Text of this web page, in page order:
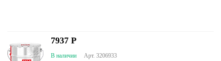
Арт. 3206933
В наличии
7937 Р